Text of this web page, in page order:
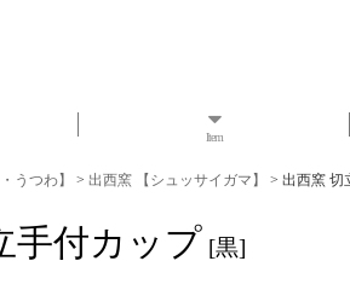
Item
うつわ】 > 出西窯 【シュッサイガマ】 > 出西窯 切
手付カップ [黒]